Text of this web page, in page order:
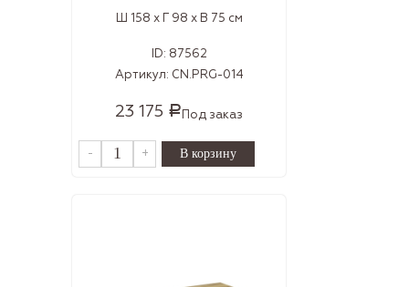
Ш 158 x Г 98 x В 75 см
ID: 87562
Артикул: CN.PRG-014
23 175 Р Под заказ
- +